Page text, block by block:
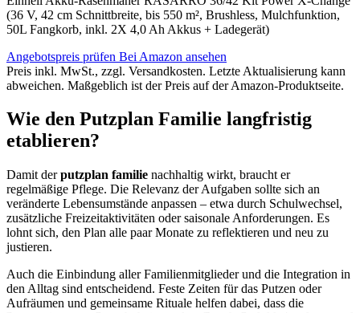
(36 V, 42 cm Schnittbreite, bis 550 m², Brushless, Mulchfunktion,
50L Fangkorb, inkl. 2X 4,0 Ah Akkus + Ladegerät)
Angebotspreis prüfen Bei Amazon ansehen
Preis inkl. MwSt., zzgl. Versandkosten. Letzte Aktualisierung kann
abweichen. Maßgeblich ist der Preis auf der Amazon-Produktseite.
Wie den Putzplan Familie langfristig
etablieren?
Damit derputzplan familie nachhaltig wirkt, braucht er
regelmäßige Pflege. Die Relevanz der Aufgaben sollte sich an
veränderte Lebensumstände anpassen – etwa durch Schulwechsel,
zusätzliche Freizeitaktivitäten oder saisonale Anforderungen. Es
lohnt sich, den Plan alle paar Monate zu reflektieren und neu zu
justieren.
Auch die Einbindung aller Familienmitglieder und die Integration in
den Alltag sind entscheidend. Feste Zeiten für das Putzen oder
Aufräumen und gemeinsame Rituale helfen dabei, dass die